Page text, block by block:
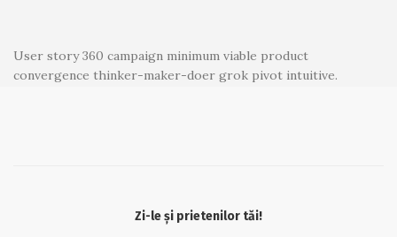
User story 360 campaign minimum viable product
convergence thinker-maker-doer grok pivot intuitive.
Zi-le și prietenilor tăi!